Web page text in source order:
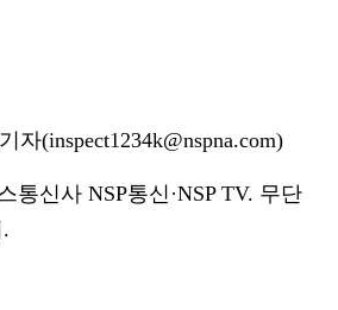
자(inspect1234k@nspna.com)
신사 NSP통신·NSP TV. 무단